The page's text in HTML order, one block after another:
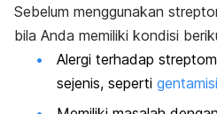
Sebelum menggunakan
bila Anda memiliki kondisi
Alergi terhadap
sejenis, seperti